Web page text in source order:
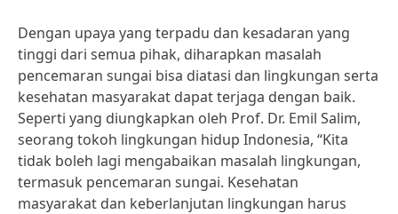
Dengan upaya yang terpadu dan kesadaran yang
tinggi dari semua pihak, diharapkan masalah
pencemaran sungai bisa diatasi dan lingkungan serta
kesehatan masyarakat dapat terjaga dengan baik.
Seperti yang diungkapkan oleh Prof. Dr. Emil Salim,
seorang tokoh lingkungan hidup Indonesia, “Kita
tidak boleh lagi mengabaikan masalah lingkungan,
termasuk pencemaran sungai. Kesehatan
masyarakat dan keberlanjutan lingkungan harus